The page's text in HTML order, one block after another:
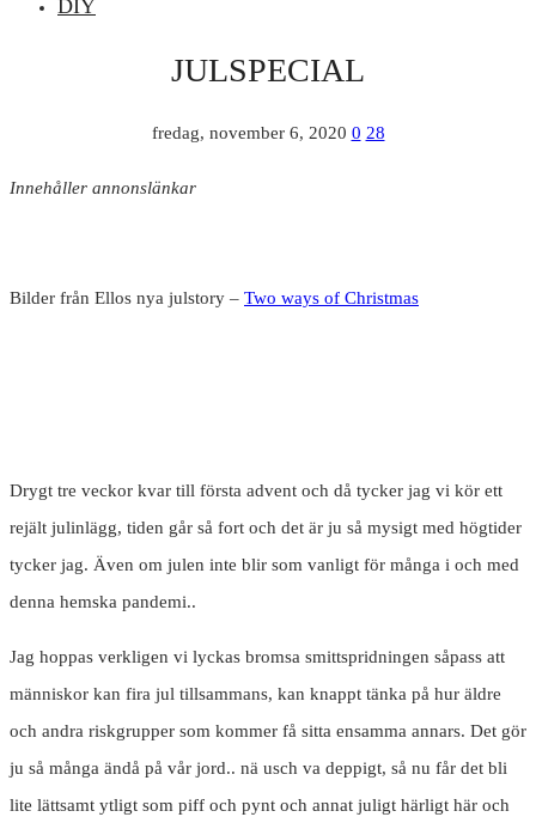
DIY
JULSPECIAL
fredag, november 6, 2020 0 28
Innehåller annonslänkar
Bilder från Ellos nya julstory – Two ways of Christmas
Drygt tre veckor kvar till första advent och då tycker jag vi kör ett
rejält julinlägg, tiden går så fort och det är ju så mysigt med högtider
tycker jag. Även om julen inte blir som vanligt för många i och med
denna hemska pandemi..
Jag hoppas verkligen vi lyckas bromsa smittspridningen såpass att
människor kan fira jul tillsammans, kan knappt tänka på hur äldre
och andra riskgrupper som kommer få sitta ensamma annars. Det gör
ju så många ändå på vår jord.. nä usch va deppigt, så nu får det bli
lite lättsamt ytligt som piff och pynt och annat juligt härligt här och